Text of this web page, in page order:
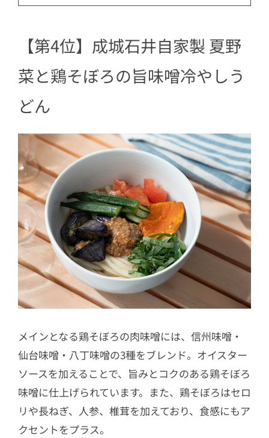
【第4位】成城石井自家製 夏野
菜と鶏そぼろの旨味噌冷やしう
どん
メインとなる鶏そぼろの肉味噌には、信州味噌・
仙台味噌・八丁味噌の3種をブレンド。オイスター
ソースを加えることで、旨みとコクのある鶏そぼろ
味噌に仕上げられています。また、鶏そぼろはセロ
リや長ねぎ、人参、椎茸を加えており、食感にもア
クセントをプラス。